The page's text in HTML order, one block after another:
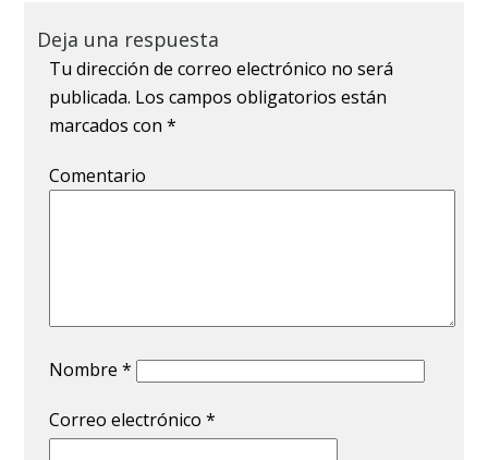
Deja una respuesta
Tu dirección de correo electrónico no será
publicada. Los campos obligatorios están
marcados con*
Comentario
Nombre*
Correo electrónico*